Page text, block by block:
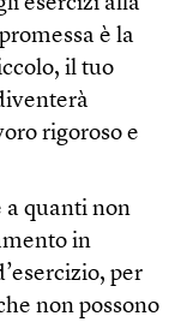
è la
il tuo
rigoroso e
a quanti non
in
per
non possono